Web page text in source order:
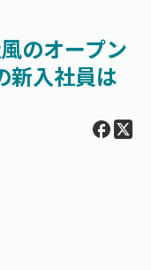
のオープン
新入社員は